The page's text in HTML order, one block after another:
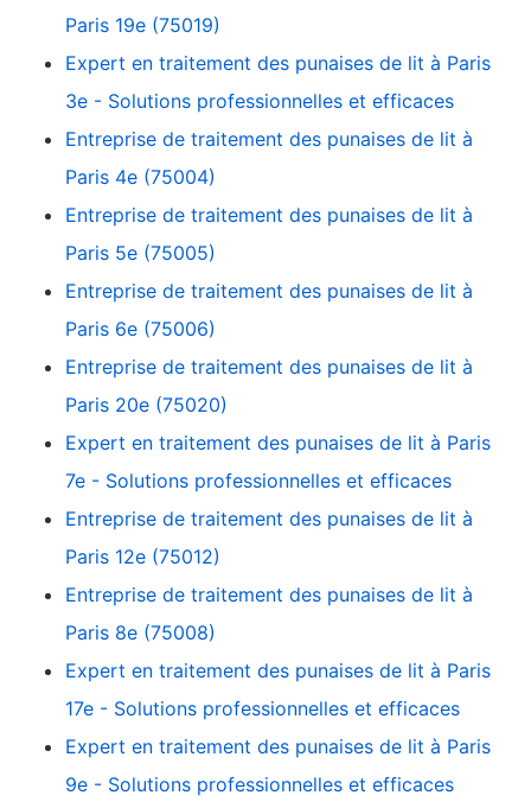
Paris 19e (75019)
Expert en traitement des punaises de lit à Paris
3e - Solutions professionnelles et efficaces
Entreprise de traitement des punaises de lit à
Paris 4e (75004)
Entreprise de traitement des punaises de lit à
Paris 5e (75005)
Entreprise de traitement des punaises de lit à
Paris 6e (75006)
Entreprise de traitement des punaises de lit à
Paris 20e (75020)
Expert en traitement des punaises de lit à Paris
7e - Solutions professionnelles et efficaces
Entreprise de traitement des punaises de lit à
Paris 12e (75012)
Entreprise de traitement des punaises de lit à
Paris 8e (75008)
Expert en traitement des punaises de lit à Paris
17e - Solutions professionnelles et efficaces
Expert en traitement des punaises de lit à Paris
9e - Solutions professionnelles et efficaces